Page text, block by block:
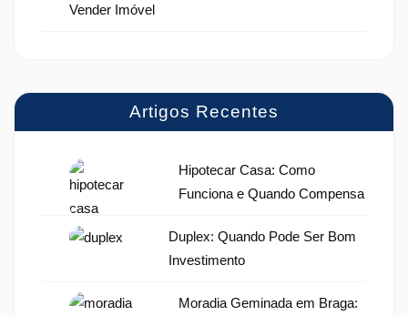
Vender Imóvel
Artigos Recentes
Hipotecar Casa: Como
Funciona e Quando Compensa
Duplex: Quando Pode Ser Bom
Investimento
Moradia Geminada em Braga: